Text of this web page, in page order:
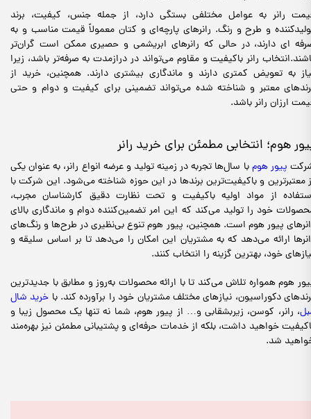
رانر به عوامل مختلفی بستگی دارد، از جمله جنس، کیفیت، برند
و طرح و رنگ. رانرهای پارچه‌ای و کتان معمولاً قیمت مناسب‌ و به
ای دارند، در حالی که رانرهای ابریشمی و حصیری ممکن است گران‌تر
رانر باکیفیت و مقاوم می‌تواند در درازمدت به صرفه‌تر باشد، زیرا
به تعویض کمتری دارند و ماندگاری بیشتری دارند. همچنین، خرید از
معتبر و شناخته شده می‌تواند تضمینی برای کیفیت و دوام و حتی
ارزان رانر باشد.
هوم؛ انتخابی مطمئن برای خرید رانر
پیور هومبا سال‌ها تجربه در زمینه تولید و عرضه انواع رانر، به عنوان یکی
معتبرترین و باکیفیت‌ترین برندها در این حوزه شناخته می‌شود. این شرکت با
از مواد اولیه باکیفیت و تحت نظارت دقیق کارشناسان مجرب،
خود را تولید می‌کند که این امر تضمین‌کننده دوام و ماندگاری بالای
پیور هوم است. همچنین، پیور هوم تنوع بی‌نظیری در طرح‌ها و رنگ‌های
ارائه می‌دهد که به مشتریان این امکان را می‌دهد تا بر اساس سلیقه و
خود، بهترین گزینه را انتخاب کنند.
هوم همواره تلاش می‌کند تا با ارائه محصولات به‌روز و مطابق با جدیدترین
دکوراسیون، نیازهای مختلف مشتریان خود را برآورده کند. با خرید شال
، رانر، کوسن، زیربشقابی و… از پیور هوم، شما نه تنها یک محصول زیبا و
خواهید داشت، بلکه از خدمات حرفه‌ای و پشتیبانی مطمئن نیز بهره‌مند
شد.